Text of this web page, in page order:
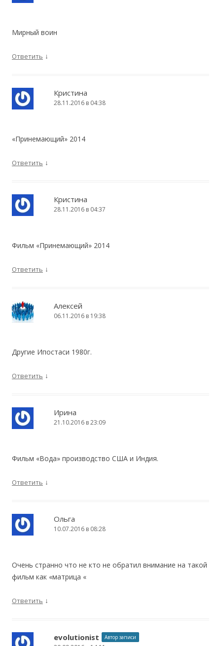
Мирный воин
Ответить ↓
Кристина
28.11.2016 в 04:38
«Принемающий» 2014
Ответить ↓
Кристина
28.11.2016 в 04:37
Фильм «Принемающий» 2014
Ответить ↓
Алексей
06.11.2016 в 19:38
Другие Ипостаси 1980г.
Ответить ↓
Ирина
21.10.2016 в 23:09
Фильм «Вода» производство США и Индия.
Ответить ↓
Ольга
10.07.2016 в 08:28
Очень странно что не кто не обратил внимание на такой
фильм как «матрица «
Ответить ↓
evolutionist Автор записи